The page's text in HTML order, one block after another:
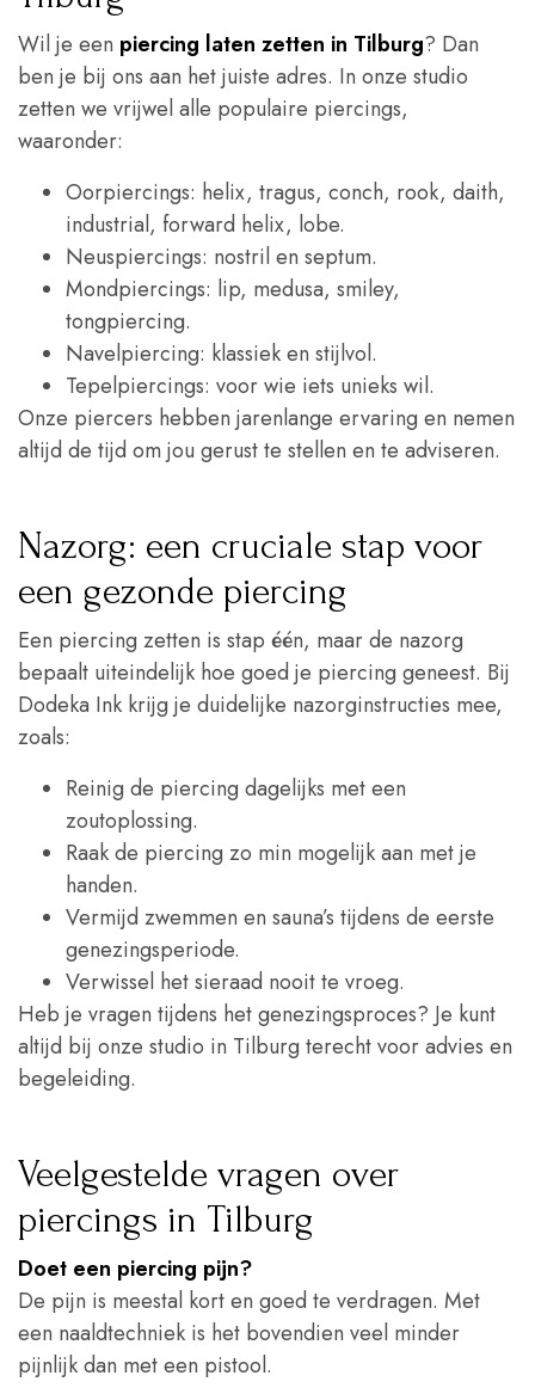
Wil je een piercing laten zetten in Tilburg? Dan
ben je bij ons aan het juiste adres. In onze studio
zetten we vrijwel alle populaire piercings,
waaronder:
Oorpiercings: helix, tragus, conch, rook, daith,
industrial, forward helix, lobe.
Neuspiercings: nostril en septum.
Mondpiercings: lip, medusa, smiley,
tongpiercing.
Navelpiercing: klassiek en stijlvol.
Tepelpiercings: voor wie iets unieks wil.
Onze piercers hebben jarenlange ervaring en nemen
altijd de tijd om jou gerust te stellen en te adviseren.
Nazorg: een cruciale stap voor
een gezonde piercing
Een piercing zetten is stap één, maar de nazorg
bepaalt uiteindelijk hoe goed je piercing geneest. Bij
Dodeka Ink krijg je duidelijke nazorginstructies mee,
zoals:
Reinig de piercing dagelijks met een
zoutoplossing.
Raak de piercing zo min mogelijk aan met je
handen.
Vermijd zwemmen en sauna’s tijdens de eerste
genezingsperiode.
Verwissel het sieraad nooit te vroeg.
Heb je vragen tijdens het genezingsproces? Je kunt
altijd bij onze studio in Tilburg terecht voor advies en
begeleiding.
Veelgestelde vragen over
piercings in Tilburg
Doet een piercing pijn?
De pijn is meestal kort en goed te verdragen. Met
een naaldtechniek is het bovendien veel minder
pijnlijk dan met een pistool.